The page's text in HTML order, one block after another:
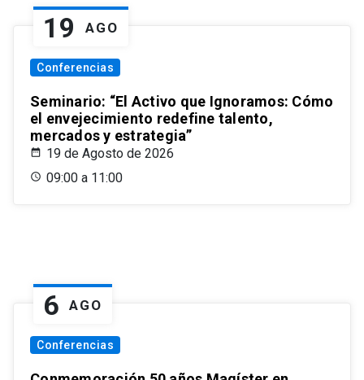
19 AGO
Conferencias
Seminario: “El Activo que Ignoramos: Cómo
el envejecimiento redefine talento,
mercados y estrategia”
19 de Agosto de 2026
09:00 a 11:00
6 AGO
Conferencias